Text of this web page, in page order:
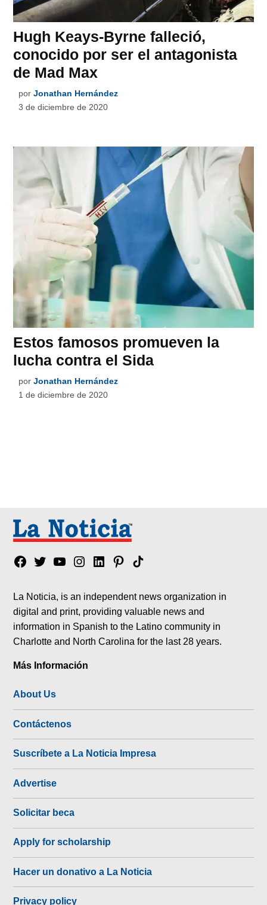
Hugh Keays-Byrne falleció,
conocido por ser el antagonista
de Mad Max
por Jonathan Hernández
3 de diciembre de 2020
Estos famosos promueven la
lucha contra el Sida
por Jonathan Hernández
1 de diciembre de 2020
Facebook
TwitterYouTubeInstagram
LinkedinPinterest
Tik
La Noticia, is an independent news organization in
digital and print, providing valuable news and
information in Spanish to the Latino community in
Charlotte and North Carolina for the last 28 years.
Más Información
About Us
Contáctenos
Suscríbete a La Noticia Impresa
Advertise
Solicitar beca
Apply for scholarship
Hacer un donativo a La Noticia
Privacy policy